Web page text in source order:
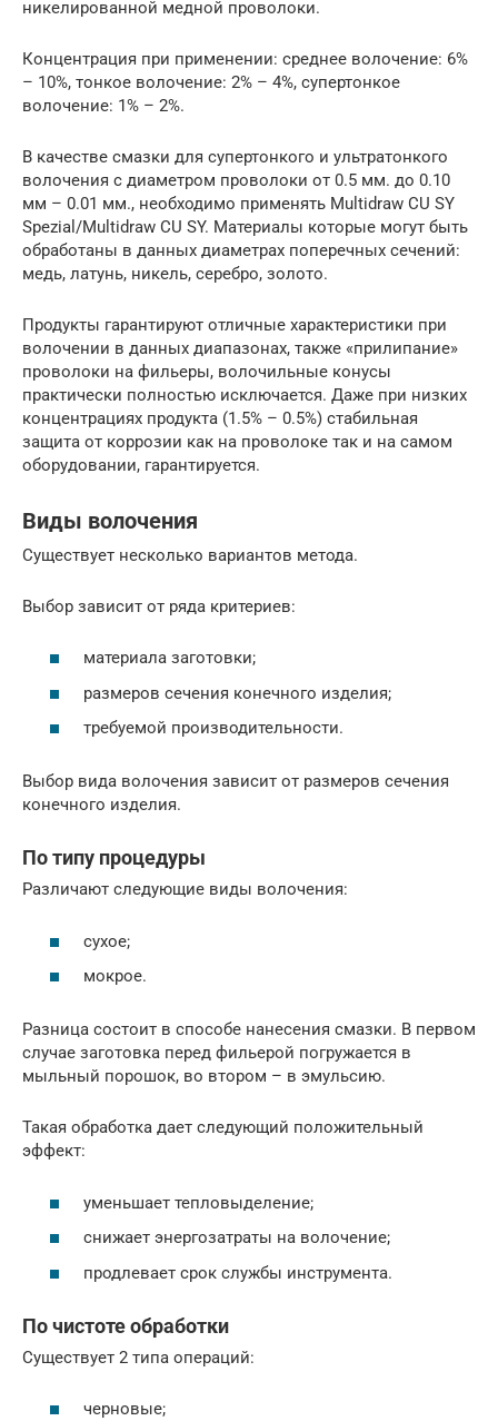
никелированной медной проволоки.
Концентрация при применении: среднее волочение: 6%
– 10%, тонкое волочение: 2% – 4%, супертонкое
волочение: 1% – 2%.
В качестве смазки для супертонкого и ультратонкого
волочения с диаметром проволоки от 0.5 мм. до 0.10
мм – 0.01 мм., необходимо применять Multidraw CU SY
Spezial/Multidraw CU SY. Материалы которые могут быть
обработаны в данных диаметрах поперечных сечений:
медь, латунь, никель, серебро, золото.
Продукты гарантируют отличные характеристики при
волочении в данных диапазонах, также «прилипание»
проволоки на фильеры, волочильные конусы
практически полностью исключается. Даже при низких
концентрациях продукта (1.5% – 0.5%) стабильная
защита от коррозии как на проволоке так и на самом
оборудовании, гарантируется.
Виды волочения
Существует несколько вариантов метода.
Выбор зависит от ряда критериев:
материала заготовки;
размеров сечения конечного изделия;
требуемой производительности.
Выбор вида волочения зависит от размеров сечения
конечного изделия.
По типу процедуры
Различают следующие виды волочения:
сухое;
мокрое.
Разница состоит в способе нанесения смазки. В первом
случае заготовка перед фильерой погружается в
мыльный порошок, во втором – в эмульсию.
Такая обработка дает следующий положительный
эффект:
уменьшает тепловыделение;
снижает энергозатраты на волочение;
продлевает срок службы инструмента.
По чистоте обработки
Существует 2 типа операций:
черновые;